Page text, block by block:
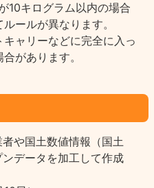
10キログラム以内の場合
ールが異なります。
ャリーなどに完全に入っ
があります。
や国土数値情報（国土
データを加工して作成